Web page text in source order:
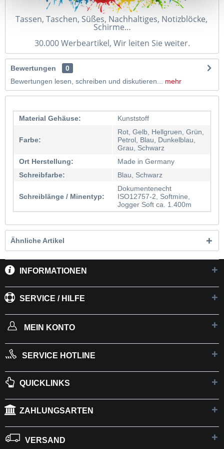
Tassen, Taschen, Süßes, Nachhaltiges, Notizblöcke,
Schirme…
30.000 Werbeartikel, Wir leiten Sie weiter.
Bewertungen
0
Bewertungen lesen, schreiben und diskutieren...
mehr
Material Gehäuse: Kunststoff
Farbe:
Rot, Gelb, Hellgruen, Grün,
Petrol, Blau, Dunkelblau,
Grau, Schwarz
Ort Herstellung:
Made in Germany
Schreibfarbe:
Blau, Schwarz
Schreiblänge / Minentyp:
Dokumentenecht
ISO12757-2, Softmine,
Jogger Soft ca. 1.400m
Ähnliche Artikel
INFORMATIONEN
SERVICE / HILFE
MEIN KONTO
SERVICE HOTLINE
QUICKLINKS
ZAHLUNGSARTEN
VERSAND